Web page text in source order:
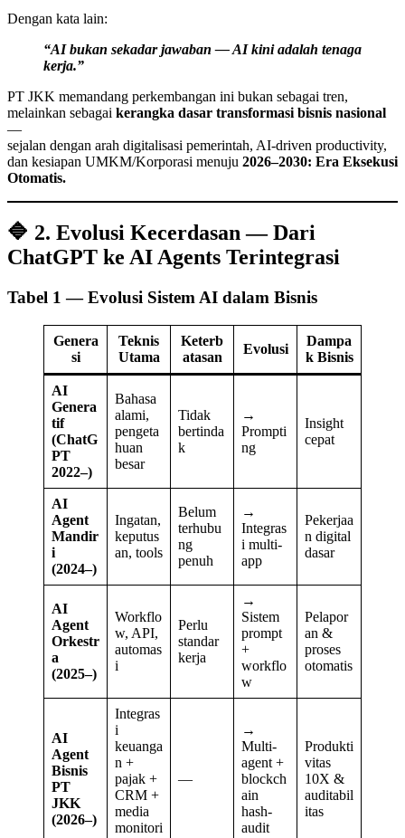
Dengan kata lain:
“AI bukan sekadar jawaban — AI kini adalah tenaga
kerja.”
PT JKK memandang perkembangan ini bukan sebagai tren,
melainkan sebagai kerangka dasar transformasi bisnis nasional
—
sejalan dengan arah digitalisasi pemerintah, AI-driven productivity,
dan kesiapan UMKM/Korporasi menuju 2026–2030: Era Eksekusi
Otomatis.
🔷 2. Evolusi Kecerdasan — Dari
ChatGPT ke AI Agents Terintegrasi
Tabel 1 — Evolusi Sistem AI dalam Bisnis
Genera
si
Teknis
Utama
Keterb
atasan
Evolusi
Dampa
k Bisnis
AI
Genera
tif
(ChatG
PT
2022–)
Bahasa
alami,
pengeta
huan
besar
Tidak
bertinda
k
→
Prompti
ng
Insight
cepat
AI
Agent
Mandir
i
(2024–)
Ingatan,
keputus
an, tools
Belum
terhubu
ng
penuh
→
Integras
i multi-
app
Pekerjaa
n digital
dasar
AI
Agent
Orkestr
a
(2025–)
Workflo
w, API,
automas
i
Perlu
standar
kerja
→
Sistem
prompt
+
workflo
w
Pelapor
an &
proses
otomatis
AI
Agent
Bisnis
PT
JKK
(2026–)
Integras
i
keuanga
n +
pajak +
CRM +
media
monitori
—
→
Multi-
agent +
blockch
ain
hash-
audit
Produkti
vitas
10X &
auditabil
itas